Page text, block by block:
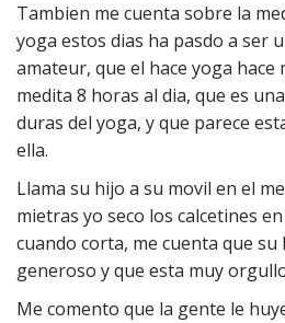
Tambien me cuenta sobre la
yoga estos dias ha pasdo a ser
amateur, que el hace yoga hace
medita 8 horas al dia, que es
duras del yoga, y que parece
ella.
Llama su hijo a su movil en el
mietras yo seco los calcetines
cuando corta, me cuenta que
generoso y que esta muy
Me comento que la gente le